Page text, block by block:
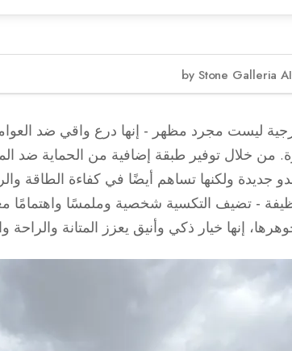
by Stone Galleria AI
العوامل الجوية، كفاءة الطاقة، وتنوع في
الأداء الطويل الأمد والجاذبية البصرية.
المتانة ومقاومة العوامل الجوية، مما يقلل من
من الحجر الطبيعي، مثل الجرانيت والحجر
تكسية الجدران بالحجر الطبيعي أمر حيوي لاتخاذ
ليست مجرد مظهر - إنها درع واقي ضد
من خلال توفير طبقة إضافية من الحماية ضد
جديدة ولكنها تساهم أيضًا في كفاءة الطاقة
- تضيف التكسية شخصية وملمسًا واهتمامًا
إنها خيار ذكي وأنيق يعزز المتانة والراحة